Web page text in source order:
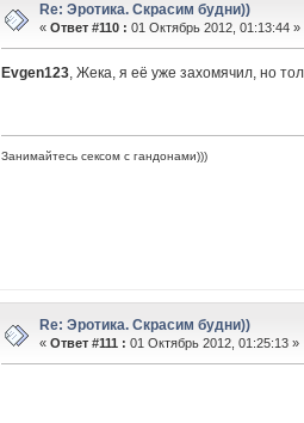
Re: Эротика. Скрасим будни))
« Ответ #110 : 01 Октябрь 2012, 01:13:44 »
Evgen123, Жека, я её уже захомячил, но
Занимайтесь сексом с гандонами)))
Re: Эротика. Скрасим будни))
« Ответ #111 : 01 Октябрь 2012, 01:25:13 »